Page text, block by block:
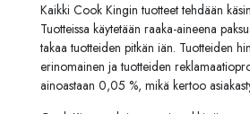
Kaikki Cook Kingin tuotteet tehdään
Tuotteissa käytetään raaka-aineena
takaa tuotteiden pitkän iän. Tuotteiden
erinomainen ja tuotteiden
ainoastaan 0,05 %, mikä kertoo